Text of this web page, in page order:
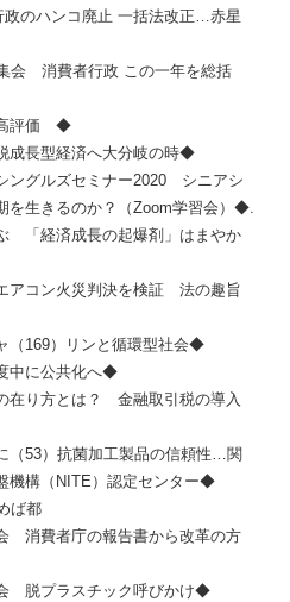
のハンコ廃止 一括法改正…赤星
会 消費者行政 この一年を総括
高評価 ◆
長型経済へ大分岐の時◆
ングルズセミナー2020 シニアシ
を生きるのか？（Zoom学習会）◆.
「経済成長の起爆剤」はまやか
コン火災判決を検証 法の趣旨
（169）リンと循環型社会◆
中に公共化へ◆
在り方とは？ 金融取引税の導入
（53）抗菌加工製品の信頼性…関
機構（NITE）認定センター◆
ば都
消費者庁の報告書から改革の方
脱プラスチック呼びかけ◆